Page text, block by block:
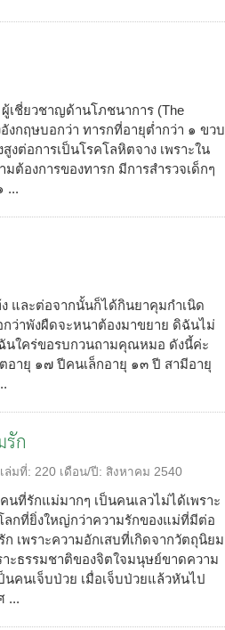
เชี่ยวชาญด้านโภชนาการ (The
อังกฤษบอกว่า ทารกที่อายุต่ำกว่า ๑ ขวบ
งต่อการเป็นโรคโลหิตจาง เพราะใน
องการของทารก มีการสำรวจเด็กๆ
...
และต่อจากนั้นก็ได้กินยาคุมกำเนิด
ว่าพังผืดจะหนาต้องมาขยาย ดิฉันไม่
นใคร่ขอรบกวนถามคุณหมอ ดังนี้ค่ะ
ายุ ๑๗ ปีคนเล็กอายุ ๑๓ ปี สามีอายุ
ก
เล่มที่: 220 เดือน/ปี: สิงหาคม 2540
นที่รักแม่มากๆ เป็นคนเลวไม่ได้เพราะ
ลกที่ยิ่งใหญ่กว่าความรักของแม่ที่มีต่อ
เพราะความอักเสบที่เกิดจากวัตถุนิยม
ะธรรมชาติของจิตใจมนุษย์ขาดความ
คนเจ็บป่วย เมื่อเจ็บป่วยแล้วหันไป
...